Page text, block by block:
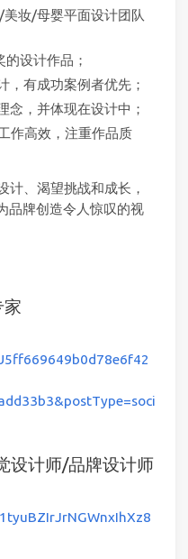
妆/母婴平面设计团队
设计作品；
，有成功案例者优先；
念，并体现在设计中；
作高效，注重作品质
计、渴望挑战和成长，
品牌创造令人惊叹的视
家
设计师/品牌设计师